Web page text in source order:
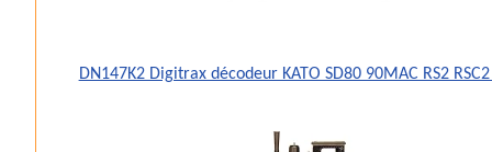
DN147K2 Digitrax décodeur KATO SD80 90MAC RS2 RSC2